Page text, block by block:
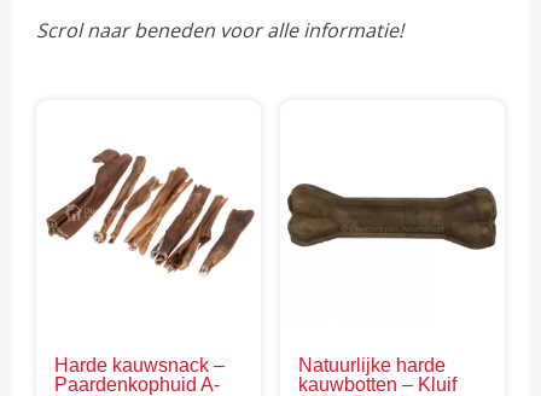
Scrol naar beneden voor alle informatie!
Harde kauwsnack –
Paardenkophuid A-
meerdere
variaties.
wordenNatuurlijke harde
kauwbotten – Kluif